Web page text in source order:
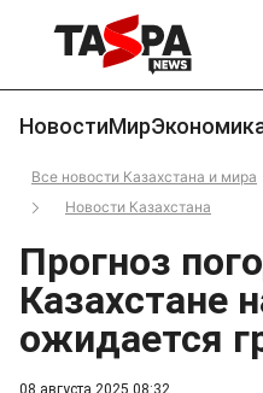
НовостиМир
Все новости Казахстана и мира
Новости Казахстана
08 августа 2025 08:32
Прогноз
Казахстане
ожидается